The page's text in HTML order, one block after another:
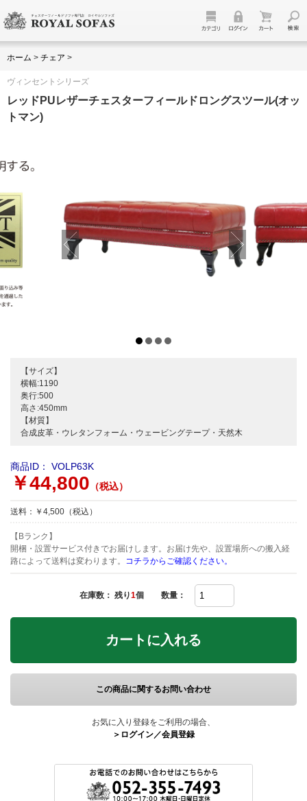
ホーム > チェア >
ヴィンセントシリーズ
レッドPUレザーチェスターフィールドロングスツール(オッ
トマン)
【サイズ】
横幅:1190
奥行:500
高さ:450mm
【材質】
合成皮革・ウレタンフォーム・ウェービングテープ・天然木
商品ID： VOLP63K
￥44,800 （税込）
送料：￥4,500（税込）
【Bランク】
開梱・設置サービス付きでお届けします。お届け先や、設置場所への搬入経
路によって送料は変わります。 コチラからご確認ください。
在庫数： 残り1個 数量：
カートに入れる
この商品に関するお問い合わせ
お気に入り登録をご利用の場合、
＞ログイン／会員登録